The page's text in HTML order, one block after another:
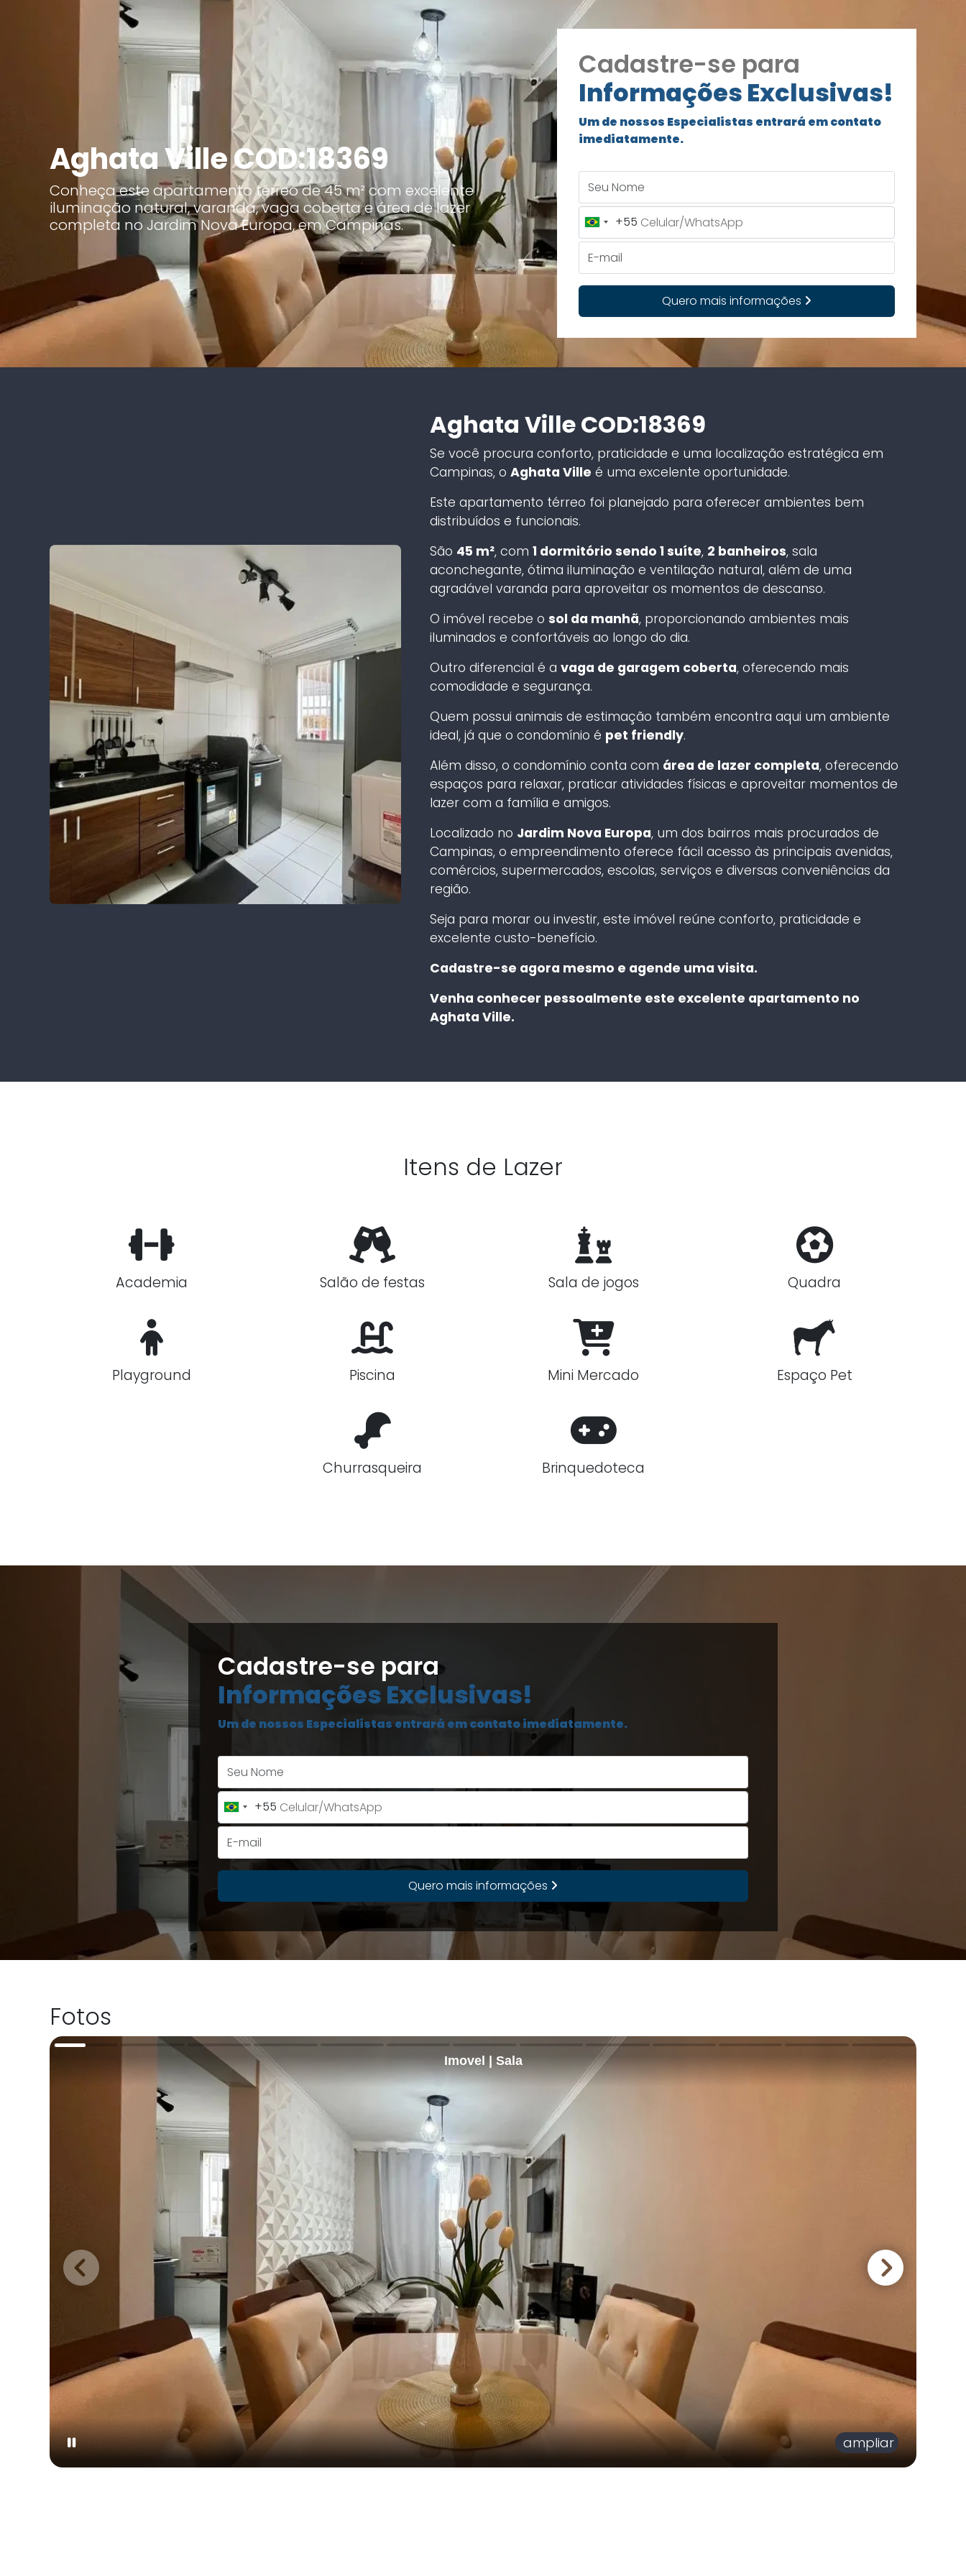
Aghata Ville COD:18369
Conheça este apartamento térreo de 45 m² com excelente
iluminação natural, varanda, vaga coberta e área de lazer
completa no Jardim Nova Europa, em Campinas.
Cadastre-se para
Informações Exclusivas!
Um de nossos Especialistas entrará em contato
imediatamente.
Brazil
+55
+55
Quero mais informações
Aghata Ville COD:18369
Se você procura conforto, praticidade e uma localização estratégica em
Campinas, o Aghata Ville é uma excelente oportunidade.
Este apartamento térreo foi planejado para oferecer ambientes bem
distribuídos e funcionais.
São 45 m², com 1 dormitório sendo 1 suíte, 2 banheiros, sala
aconchegante, ótima iluminação e ventilação natural, além de uma
agradável varanda para aproveitar os momentos de descanso.
O imóvel recebe o sol da manhã, proporcionando ambientes mais
iluminados e confortáveis ao longo do dia.
Outro diferencial é a vaga de garagem coberta, oferecendo mais
comodidade e segurança.
Quem possui animais de estimação também encontra aqui um ambiente
ideal, já que o condomínio é pet friendly.
Além disso, o condomínio conta com área de lazer completa, oferecendo
espaços para relaxar, praticar atividades físicas e aproveitar momentos de
lazer com a família e amigos.
Localizado no Jardim Nova Europa, um dos bairros mais procurados de
Campinas, o empreendimento oferece fácil acesso às principais avenidas,
comércios, supermercados, escolas, serviços e diversas conveniências da
região.
Seja para morar ou investir, este imóvel reúne conforto, praticidade e
excelente custo-benefício.
Cadastre-se agora mesmo e agende uma visita.
Venha conhecer pessoalmente este excelente apartamento no
Aghata Ville.
Itens de Lazer
Academia Salão de festas Sala de jogos Quadra
Playground Piscina Mini Mercado Espaço Pet
Churrasqueira Brinquedoteca
Cadastre-se para
Informações Exclusivas!
Um de nossos Especialistas entrará em contato imediatamente.
Brazil
+55
+55
Quero mais informações
Fotos
Imovel | Sala
ampliar